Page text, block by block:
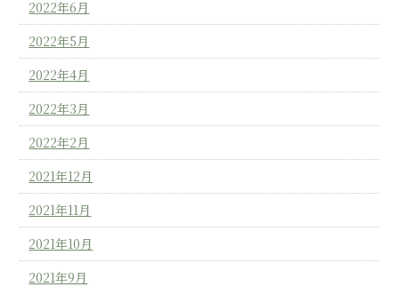
2022年6月
2022年5月
2022年4月
2022年3月
2022年2月
2021年12月
2021年11月
2021年10月
2021年9月